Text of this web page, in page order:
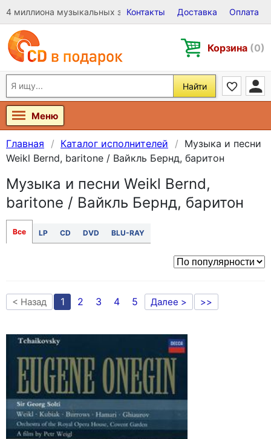
4 миллиона музыкальных записей на Виниле, CD и DVD
Контакты Доставка Оплата
Корзина (0)
Найти
Меню
Главная Каталог исполнителей
Музыка и песни
Weikl Bernd, baritone / Вайкль Бернд, баритон
Музыка и песни Weikl Bernd,
baritone / Вайкль Бернд, баритон
Все LP CD DVD BLU-RAY
< Назад 1 2 3 4 5 Далее > >>